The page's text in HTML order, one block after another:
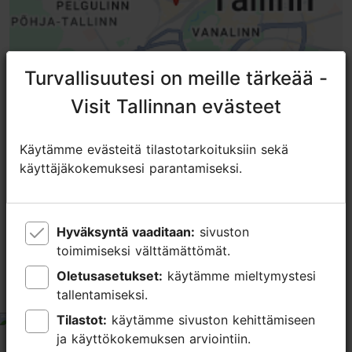
TripAdvisorissa® annetut arviot
perustuu1180 arvioon
Ok, but used to be better
tripadvisor rating 2 of 5
elokuu 4, 2026 kirjoittaja:KerstinKotkas
Turvallisuutesi on meille tärkeää -
Visit Tallinnan evästeet
Käytämme evästeitä tilastotarkoituksiin sekä
käyttäjäkokemuksesi parantamiseksi.
Hyväksyntä vaaditaan:
toimimiseksi välttämättömät.
Oletusasetukset:
tallentamiseksi.
Tilastot:
ja käyttökokemuksen arviointiin.
Turvallisuutesi on meille tärkeää -
Visit Tallinnan evästeet
Käytämme evästeitä tilastotarkoituksiin sekä
käyttäjäkokemuksesi parantamiseksi.
Hyväksyntä vaaditaan:
toimimiseksi välttämättömät.
Oletusasetukset:
tallentamiseksi.
Tilastot:
ja käyttökokemuksen arviointiin.